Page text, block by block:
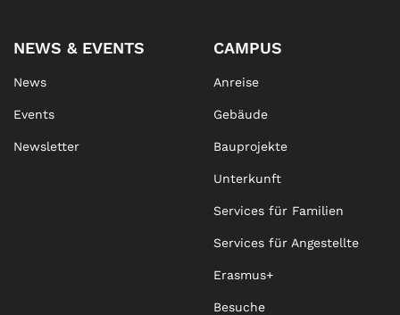
NEWS & EVENTS
News
Events
Newsletter
CAMPUS
Anreise
Gebäude
Bauprojekte
Unterkunft
Services für Familien
Services für Angestellte
Erasmus+
Besuche